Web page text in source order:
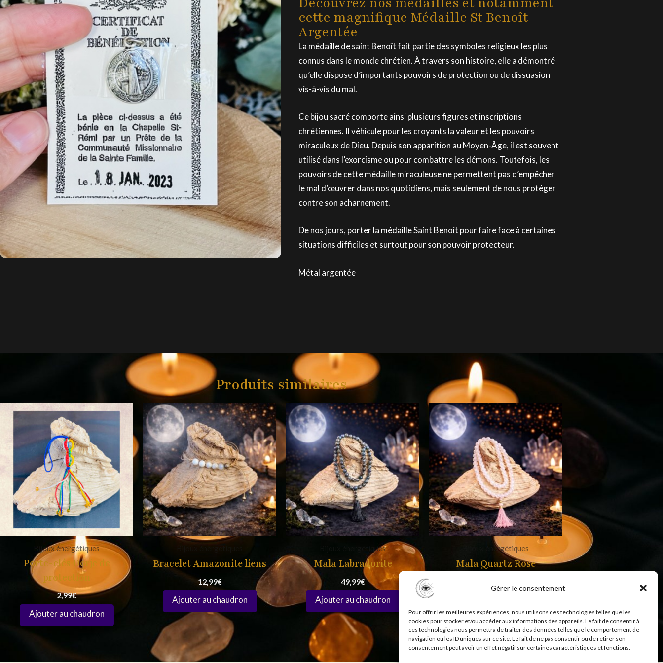
Gérer le consentement
Pour offrir les meilleures expériences, nous utilisons des technologies telles que les
cookies pour stocker et/ou accéder aux informations des appareils. Le fait de consentir à
ces technologies nous permettra de traiter des données telles que le comportement de
navigation ou les ID uniques sur ce site. Le fait de ne pas consentir ou de retirer son
consentement peut avoir un effet négatif sur certaines caractéristiques et fonctions.
cette magnifique Médaille St Benoît
Argentée
La médaille de saint Benoît fait partie des symboles religieux les plus
connus dans le monde chrétien. À travers son histoire, elle a démontré
qu’elle dispose d’importants pouvoirs de protection ou de dissuasion
vis-à-vis du mal.
Ce bijou sacré comporte ainsi plusieurs figures et inscriptions
chrétiennes. Il véhicule pour les croyants la valeur et les pouvoirs
miraculeux de Dieu. Depuis son apparition au Moyen-Âge, il est souvent
utilisé dans l’exorcisme ou pour combattre les démons. Toutefois, les
pouvoirs de cette médaille miraculeuse ne permettent pas d’empêcher
le mal d’œuvrer dans nos quotidiens, mais seulement de nous protéger
contre son acharnement.
De nos jours, porter la médaille Saint Benoit pour faire face à certaines
situations difficiles et surtout pour son pouvoir protecteur.
Métal argentée
Produits similaires
Bijoux énergétiques
Porte-clés Dorje de
protection
2,99€
Bracelet Amazonite liens
12,99€
Bijoux énergétiques
Mala Labradorite
49,99€
Bijoux énergétiques
Mala Quartz Rose